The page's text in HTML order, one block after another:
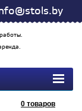
0 товаров